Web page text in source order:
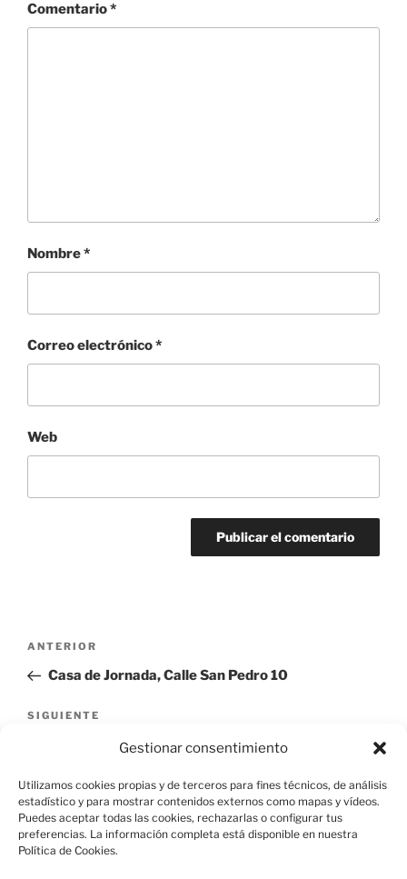
Gestionar consentimiento
Utilizamos cookies propias y de terceros para fines técnicos, de análisis
estadístico y para mostrar contenidos externos como mapas y vídeos.
Puedes aceptar todas las cookies, rechazarlas o configurar tus
preferencias. La información completa está disponible en nuestra
Política de Cookies.
Comentario*
Nombre*
Correo electrónico*
Web
Navegación
entradas
Entrada
anterior:
ANTERIOR
Casa de Jornada, Calle San Pedro 10
Siguiente
SIGUIENTE
Casa de D. Felipe Díaz Bamonte